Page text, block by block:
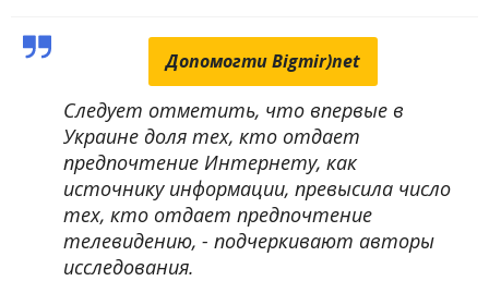
Допомогти Bigmir)net
Следует отметить, что впервые в
Украине доля тех, кто отдает
предпочтение Интернету, как
источнику информации, превысила число
тех, кто отдает предпочтение
телевидению, - подчеркивают авторы
исследования.